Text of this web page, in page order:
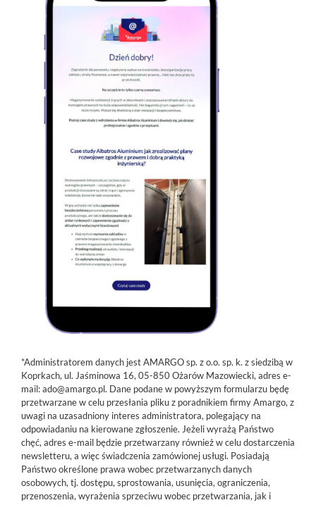
*Administratorem danych jest AMARGO sp. z o.o. sp. k. z siedzibą w
Koprkach, ul. Jaśminowa 16, 05-850 Ożarów Mazowiecki, adres e-
mail: ado@amargo.pl. Dane podane w powyższym formularzu będę
przetwarzane w celu przesłania pliku z poradnikiem firmy Amargo, z
uwagi na uzasadniony interes administratora, polegający na
odpowiadaniu na kierowane zgłoszenie. Jeżeli wyrażą Państwo
chęć, adres e-mail będzie przetwarzany również w celu dostarczenia
newsletteru, a więc świadczenia zamówionej usługi. Posiadają
Państwo określone prawa wobec przetwarzanych danych
osobowych, tj. dostępu, sprostowania, usunięcia, ograniczenia,
przenoszenia, wyrażenia sprzeciwu wobec przetwarzania, jak i